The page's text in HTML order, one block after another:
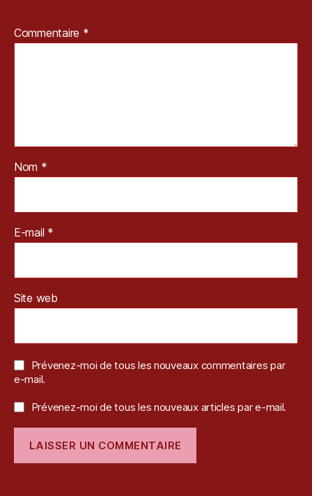
Commentaire *
Nom *
E-mail *
Site web
Prévenez-moi de tous les nouveaux commentaires par
e-mail.
Prévenez-moi de tous les nouveaux articles par e-mail.